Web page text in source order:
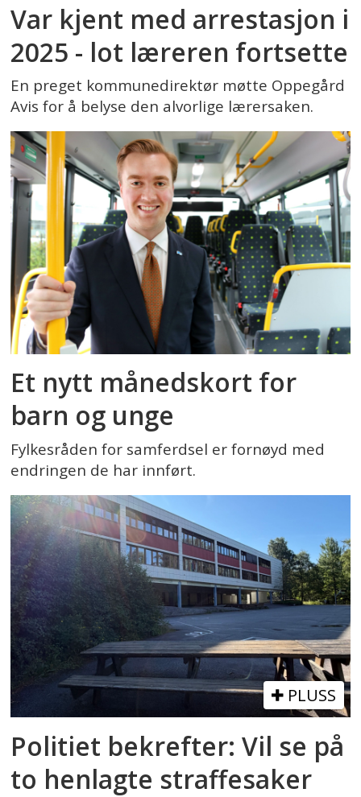
Var kjent med arrestasjon i
2025 - lot læreren fortsette
En preget kommunedirektør møtte Oppegård
Avis for å belyse den alvorlige lærersaken.
Et nytt månedskort for
barn og unge
Fylkesråden for samferdsel er fornøyd med
endringen de har innført.
PLUSS
Politiet bekrefter: Vil se på
to henlagte straffesaker